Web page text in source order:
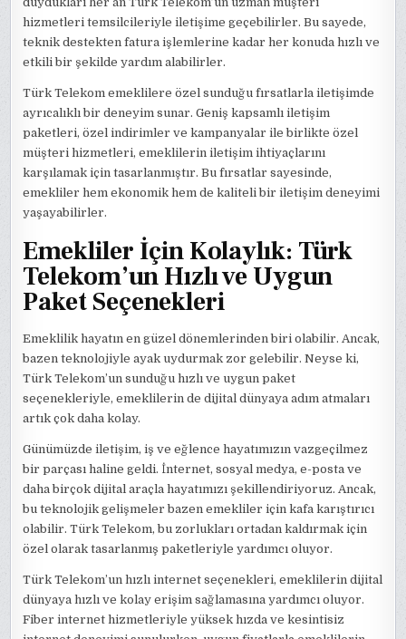
hizmetleri temsilcileriyle iletişime geçebilirler. Bu sayede,
teknik destekten fatura işlemlerine kadar her konuda hızlı ve
etkili bir şekilde yardım alabilirler.
Türk Telekom emeklilere özel sunduğu fırsatlarla iletişimde
ayrıcalıklı bir deneyim sunar. Geniş kapsamlı iletişim
paketleri, özel indirimler ve kampanyalar ile birlikte özel
müşteri hizmetleri, emeklilerin iletişim ihtiyaçlarını
karşılamak için tasarlanmıştır. Bu fırsatlar sayesinde,
emekliler hem ekonomik hem de kaliteli bir iletişim deneyimi
yaşayabilirler.
Emekliler İçin Kolaylık: Türk
Telekom’un Hızlı ve Uygun
Paket Seçenekleri
Emeklilik hayatın en güzel dönemlerinden biri olabilir. Ancak,
bazen teknolojiyle ayak uydurmak zor gelebilir. Neyse ki,
Türk Telekom’un sunduğu hızlı ve uygun paket
seçenekleriyle, emeklilerin de dijital dünyaya adım atmaları
artık çok daha kolay.
Günümüzde iletişim, iş ve eğlence hayatımızın vazgeçilmez
bir parçası haline geldi. İnternet, sosyal medya, e-posta ve
daha birçok dijital araçla hayatımızı şekillendiriyoruz. Ancak,
bu teknolojik gelişmeler bazen emekliler için kafa karıştırıcı
olabilir. Türk Telekom, bu zorlukları ortadan kaldırmak için
özel olarak tasarlanmış paketleriyle yardımcı oluyor.
Türk Telekom’un hızlı internet seçenekleri, emeklilerin dijital
dünyaya hızlı ve kolay erişim sağlamasına yardımcı oluyor.
Fiber internet hizmetleriyle yüksek hızda ve kesintisiz